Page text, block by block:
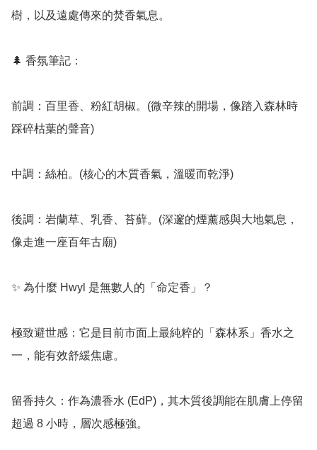
樹，以及遠處傳來的焚香氣息。
🌲 香氛筆記：
前調：百里香、粉紅胡椒。(微辛辣的開場，像踏入森林時
踩碎枯葉的聲音)
中調：絲柏。(核心的木質香氣，溫暖而乾淨)
後調：岩蘭草、乳香、苔蘚。(深邃的煙薰感與大地氣息，
像走進一座百年古廟)
✨ 為什麼 Hwyl 是無數人的「命定香」？
極致避世感：它是目前市面上最純粹的「森林系」香水之
一，能有效舒緩焦慮。
留香持久：作為濃香水 (EdP)，其木質後調能在肌膚上停留
超過 8 小時，層次感極強。